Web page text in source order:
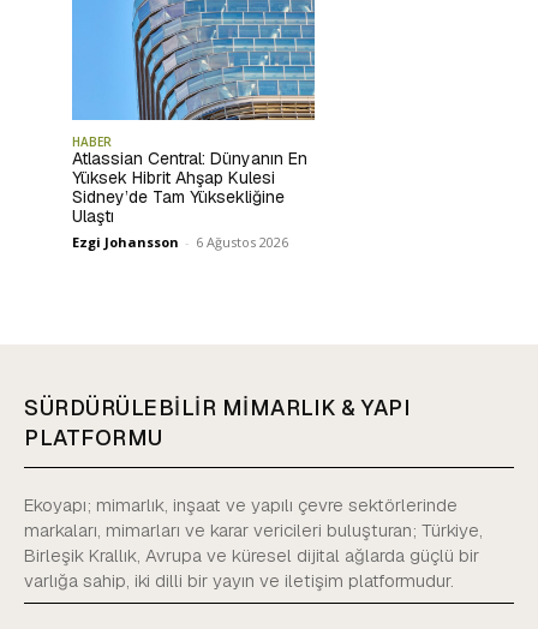
HABER
Atlassian Central: Dünyanın En
Yüksek Hibrit Ahşap Kulesi
Sidney’de Tam Yüksekliğine
Ulaştı
Ezgi Johansson - 6 Ağustos 2026
SÜRDÜRÜLEBİLİR MİMARLIK & YAPI
PLATFORMU
Ekoyapı; mimarlık, inşaat ve yapılı çevre sektörlerinde
markaları, mimarları ve karar vericileri buluşturan; Türkiye,
Birleşik Krallık, Avrupa ve küresel dijital ağlarda güçlü bir
varlığa sahip, iki dilli bir yayın ve iletişim platformudur.